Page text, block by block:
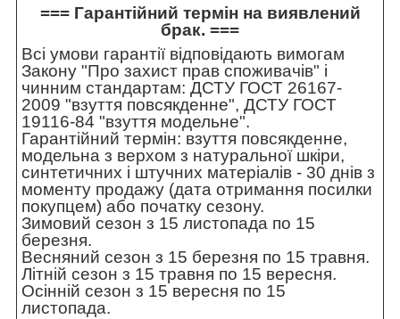
=== Гарантійний термін на виявлений
брак. ===
Всі умови гарантії відповідають вимогам
Закону "Про захист прав споживачів" і
чинним стандартам: ДСТУ ГОСТ 26167-
2009 "взуття повсякденне", ДСТУ ГОСТ
19116-84 "взуття модельне".
Гарантійний термін: взуття повсякденне,
модельна з верхом з натуральної шкіри,
синтетичних і штучних матеріалів - 30 днів з
моменту продажу (дата отримання посилки
покупцем) або початку сезону.
Зимовий сезон з 15 листопада по 15
березня.
Весняний сезон з 15 березня по 15 травня.
Літній сезон з 15 травня по 15 вересня.
Осінній сезон з 15 вересня по 15
листопада.